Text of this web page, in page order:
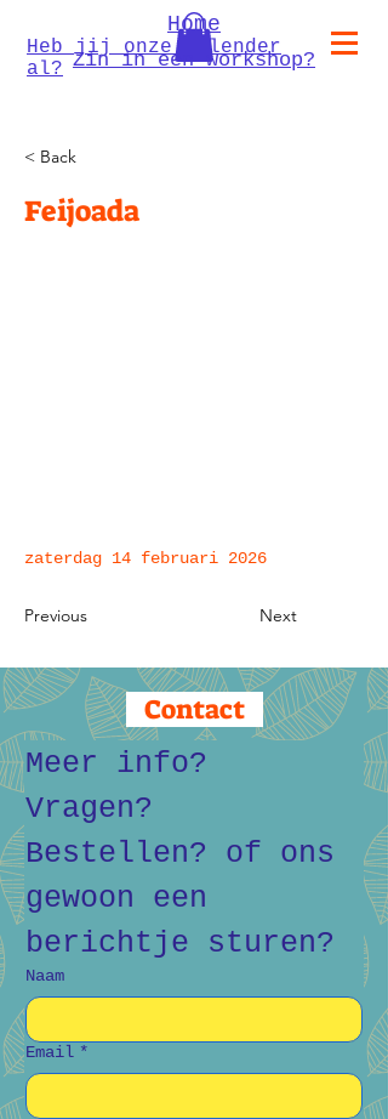
Heb jij onze kalender
al? Zin in een workshop?
Home
< Back
Feijoada
zaterdag 14 februari 2026
Previous Next
Contact
Meer info?
Vragen?
Bestellen? of ons
gewoon een
berichtje sturen?
Naam
Email *